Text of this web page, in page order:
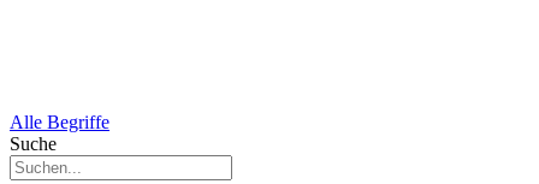
Alle Begriffe
Suche